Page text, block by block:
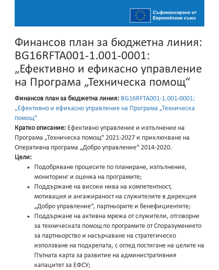
Финансов план за бюджетна линия:
BG16RFTA001-1.001-0001:
„Ефективно и ефикасно управление
на Програма „Техническа помощ“
Финансов план за бюджетна линия: BG16RFTA001-1.001-0001:
„Ефективно и ефикасно управление на Програма „Техническа
помощ“
Кратко описание: Ефективно управление и изпълнение на
Програма „Техническа помощ“ 2021-2027 и приключване на
Оперативна програма „Добро управление“ 2014-2020.
Цели:
Подобряване процесите по планиране, изпълнение,
мониторинг и оценка на програмите;
Поддържане на високи нива на компетентност,
мотивация и ангажираност на служителите в дирекция
„Добро управление“, партньорите и бенефициентите;
Поддържане на активна мрежа от служители, отговорни
за техническата помощ по програмите от Споразумението
за партньорство и насърчаване на стратегическо
използване на подкрепата, с оглед постигане на целите на
Пътната карта за развитие на административния
капацитет за ЕФСУ;